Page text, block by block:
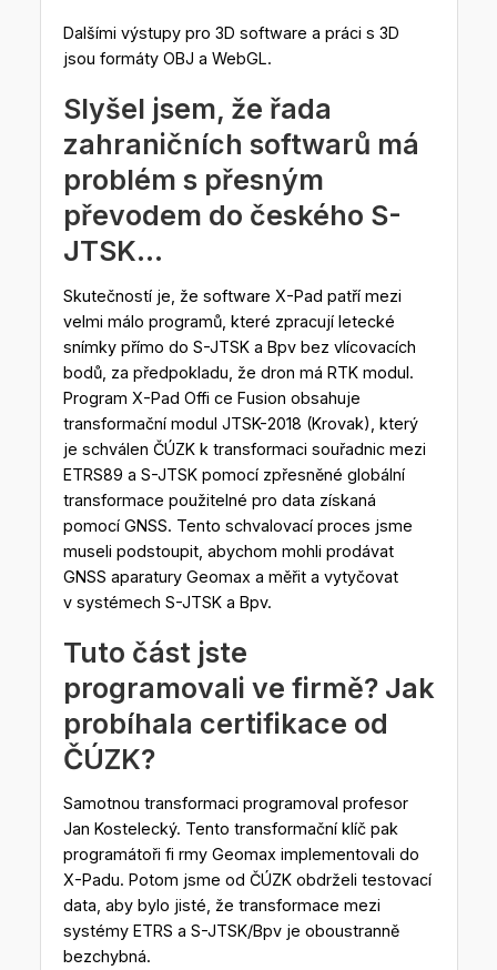
Dalšími výstupy pro 3D software a práci s 3D
jsou formáty OBJ a WebGL.
Slyšel jsem, že řada
zahraničních softwarů má
problém s přesným
převodem do českého S-
JTSK…
Skutečností je, že software X-Pad patří mezi
velmi málo programů, které zpracují letecké
snímky přímo do S-JTSK a Bpv bez vlícovacích
bodů, za předpokladu, že dron má RTK modul.
Program X-Pad Offi ce Fusion obsahuje
transformační modul JTSK-2018 (Krovak), který
je schválen ČÚZK k transformaci souřadnic mezi
ETRS89 a S-JTSK pomocí zpřesněné globální
transformace použitelné pro data získaná
pomocí GNSS. Tento schvalovací proces jsme
museli podstoupit, abychom mohli prodávat
GNSS aparatury Geomax a měřit a vytyčovat
v systémech S-JTSK a Bpv.
Tuto část jste
programovali ve firmě? Jak
probíhala certifikace od
ČÚZK?
Samotnou transformaci programoval profesor
Jan Kostelecký. Tento transformační klíč pak
programátoři fi rmy Geomax implementovali do
X-Padu. Potom jsme od ČÚZK obdrželi testovací
data, aby bylo jisté, že transformace mezi
systémy ETRS a S-JTSK/Bpv je oboustranně
bezchybná.